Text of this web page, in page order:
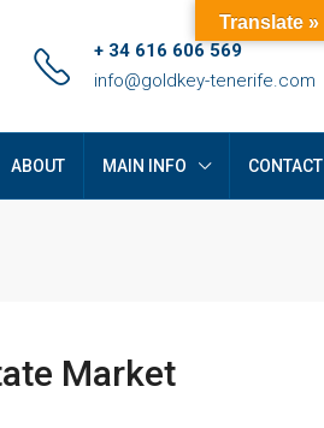
+ 34 616 606 569
info@goldkey-tenerife.com
ABOUT MAIN INFO CONTACT
Market
Translate »